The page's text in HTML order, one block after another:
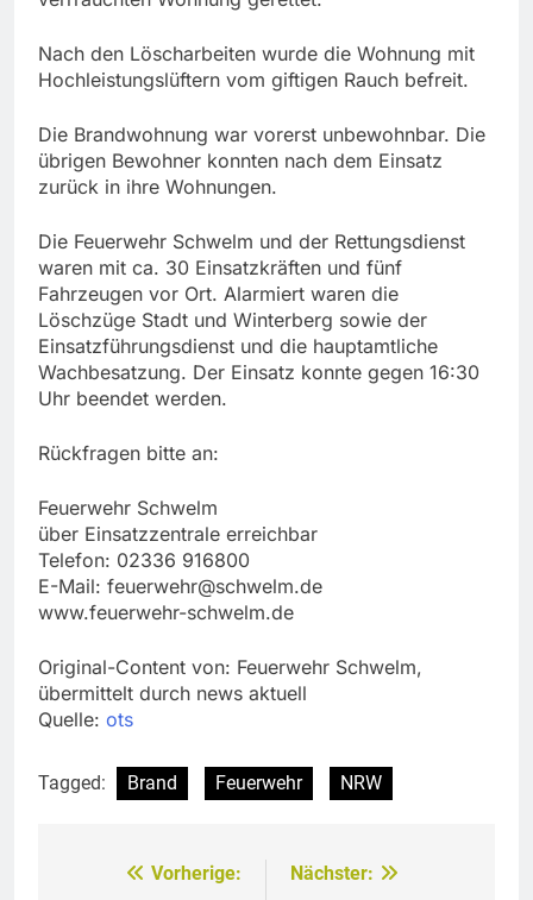
Nach den Löscharbeiten wurde die Wohnung mit
Hochleistungslüftern vom giftigen Rauch befreit.
Die Brandwohnung war vorerst unbewohnbar. Die
übrigen Bewohner konnten nach dem Einsatz
zurück in ihre Wohnungen.
Die Feuerwehr Schwelm und der Rettungsdienst
waren mit ca. 30 Einsatzkräften und fünf
Fahrzeugen vor Ort. Alarmiert waren die
Löschzüge Stadt und Winterberg sowie der
Einsatzführungsdienst und die hauptamtliche
Wachbesatzung. Der Einsatz konnte gegen 16:30
Uhr beendet werden.
Rückfragen bitte an:
Feuerwehr Schwelm
über Einsatzzentrale erreichbar
Telefon: 02336 916800
E-Mail: feuerwehr@schwelm.de
www.feuerwehr-schwelm.de
Original-Content von: Feuerwehr Schwelm,
übermittelt durch news aktuell
Quelle: ots
Tagged: Brand Feuerwehr NRW
Beitragsnavigation
Vorherige:
Nächster: